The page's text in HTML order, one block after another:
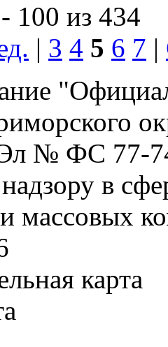
100 из 434
| 3 4 5 6 7 |
№ ФС 77-
в
массовых
карта